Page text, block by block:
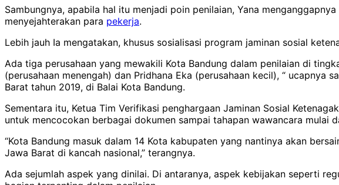
Sambungnya, apabila hal itu menjadi poin penilaian, Yana
menyejahterakan para pekerja.
Lebih jauh Ia mengatakan, khusus sosialisasi program jaminan sosial
Ada tiga perusahaan yang mewakili Kota Bandung dalam penilaian di
(perusahaan menengah) dan Pridhana Eka (perusahaan kecil), “
Barat tahun 2019, di Balai Kota Bandung.
Sementara itu, Ketua Tim Verifikasi penghargaan Jaminan Sosial
untuk mencocokan berbagai dokumen sampai tahapan wawancara mulai
“Kota Bandung masuk dalam 14 Kota kabupaten yang nantinya akan
Jawa Barat di kancah nasional,” terangnya.
Ada sejumlah aspek yang dinilai. Di antaranya, aspek kebijakan seperti